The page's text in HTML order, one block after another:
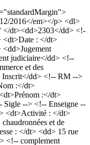
2016</em></p> <dl>
</dt><dd>2303</dd> <!-
: </dt>
judiciaire</dd> <!--
et des
Inscrit</dd> <!-- RM -->
:</dt>
:</dt>
--> <!-- Enseigne --
<dt>Activité : </dt>
et de
: </dt> <dd> 15 rue
<!-- complement